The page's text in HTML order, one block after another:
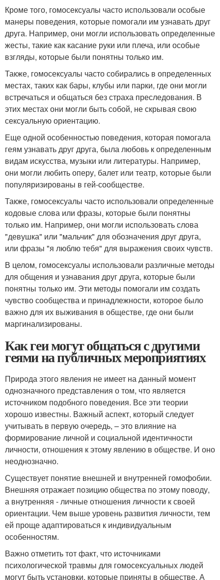
Кроме того, гомосексуалы часто использовали особые
манеры поведения, которые помогали им узнавать друг
друга. Например, они могли использовать определенные
жесты, такие как касание руки или плеча, или особые
взгляды, которые были понятны только им.
Также, гомосексуалы часто собирались в определенных
местах, таких как бары, клубы или парки, где они могли
встречаться и общаться без страха преследования. В
этих местах они могли быть собой, не скрывая свою
сексуальную ориентацию.
Еще одной особенностью поведения, которая помогала
геям узнавать друг друга, была любовь к определенным
видам искусства, музыки или литературы. Например,
они могли любить оперу, балет или театр, которые были
популяризированы в гей-сообществе.
Также, гомосексуалы часто использовали определенные
кодовые слова или фразы, которые были понятны
только им. Например, они могли использовать слова
"девушка" или "мальчик" для обозначения друг друга,
или фразы "я люблю тебя" для выражения своих чувств.
В целом, гомосексуалы использовали различные методы
для общения и узнавания друг друга, которые были
понятны только им. Эти методы помогали им создать
чувство сообщества и принадлежности, которое было
важно для их выживания в обществе, где они были
маргинализированы.
Как геи могут общаться с другими
геями на публичных мероприятиях
Природа этого явления не имеет на данный момент
однозначного представления о том, что является
источником подобного поведения. Все эти теории
хорошо известны. Важный аспект, который следует
учитывать в первую очередь, – это влияние на
формирование личной и социальной идентичности
личности, отношения к этому явлению в обществе. И оно
неоднозначно.
Существует понятие внешней и внутренней гомофобии.
Внешняя отражает позицию общества по этому поводу,
а внутренняя - личные отношения личности к своей
ориентации. Чем выше уровень развития личности, тем
ей проще адаптироваться к индивидуальным
особенностям.
Важно отметить тот факт, что источниками
психологической травмы для гомосексуальных людей
могут быть установки, которые приняты в обществе. А